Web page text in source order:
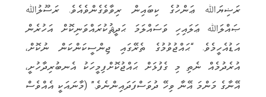
ރަޟިޔަﷲ ޢަންހުގެ ކިބައިން ރިވާވެގެންވެއެވެ. ރަސޫލުﷲ
ޞައްލަﷲ ޢަލައިހި ވަސައްލަމަ ޙަދީޘުކުރައްވަނިކޮށް އަހުރެން
އަޑުއެހީމެވެ. “ޙައްޖުވުމުގެ ތެރޭގައި ޖިންސީކަންކަން ނުކޮށް،
އުރެދުމެއް ނެތި މި ގެފުޅަށް ޙައްޖުކޮށްފިމީހަކު އެނބުރިދާހުށީ،
އޭނާގެ މަންމަ އޭނާ ވިހޭ ދުވަސްފަދައިންނެވެ.” (މާނައަކީ އެއްވެސް